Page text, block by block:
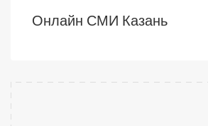
Онлайн СМИ Казань